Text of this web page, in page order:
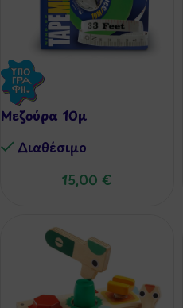
Μεζούρα 10μ
Διαθέσιμo
15,00 €